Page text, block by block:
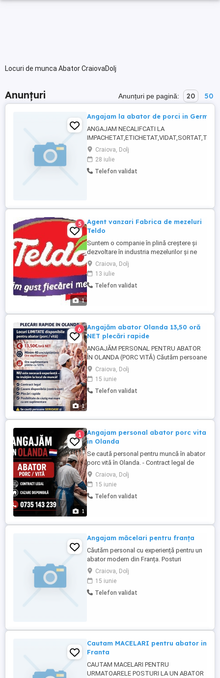
Locuri de munca Abator CraiovaDolj
Anunțuri Anunțuri pe pagină: 20 50
Angajam la abator de porci in
ANGAJAM NECALIFCATI LA
BARBATI,FEMEI SI CUPLURI IN PRODUCTIA DE
ABATOR PORC!! Pentru contact 072716525.
Sau la Nr . Transportul din Romania catre
este platit de catre companie. Locatii : Rheda
Craiova, Dolj
28 iulie
Telefon validat
1
5
Agent vanzari Fabrica de mezeluri
Teldo
Suntem o companie în plină creștere și
dezvoltare în industria mezelurilor și ne
aflăm în cautarea unor colegi dinamici și
entuziaști pentru a se alătura echipei
noastre de vânzări.
Craiova, Dolj
13 iulie
Telefon validat
1
6
Angajăm abator Olanda 13,50 oră
NET plecări rapide
ANGAJĂM PERSONAL PENTRU ABATOR
ÎN OLANDA (PORC VITĂ) Căutăm persoane
serioase pentru muncă în abator în
Olanda. Nu este necesară experiență se
oferă instruire la locul de muncă. Salariu:
13,50 oră NET Program: 8 ore zi (minim 40
Craiova, Dolj
15 iunie
Telefon validat
1
1
Angajam personal abator porc vita
in Olanda
Se caută personal pentru muncă în abator
porc vită în Olanda. - Contract legal de
muncă - Program full-time - Plecări rapide -
Se acceptă bărbați și cupluri - Salariu:
13,50 net oră - Cazare contra cost: 400 425
lună - Asigurare medicală: 165 lună - La
Craiova, Dolj
15 iunie
Telefon validat
Angajam măcelari pentru franța
Căutăm personal cu experiență pentru un
abator modern din Franța. Posturi
disponibile: Dezosatori bovine și porcine
(Désosseur B uf et Porc) Separatori
Fasonatori bovine față și spate (Pareur B
uf Avant et Arri re) Măcelari cu experiență
Craiova, Dolj
15 iunie
Telefon validat
Cautam MACELARI pentru abator in
Franta
CAUTAM MACELARI PENTRU
URMATOARELE POSTURI LA UN ABATOR